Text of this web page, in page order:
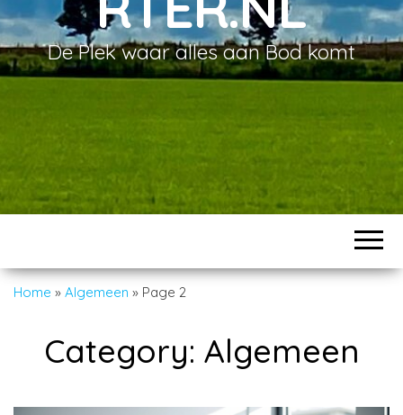
De Plek waar alles aan Bod komt
Home » Algemeen » Page 2
Category: Algemeen